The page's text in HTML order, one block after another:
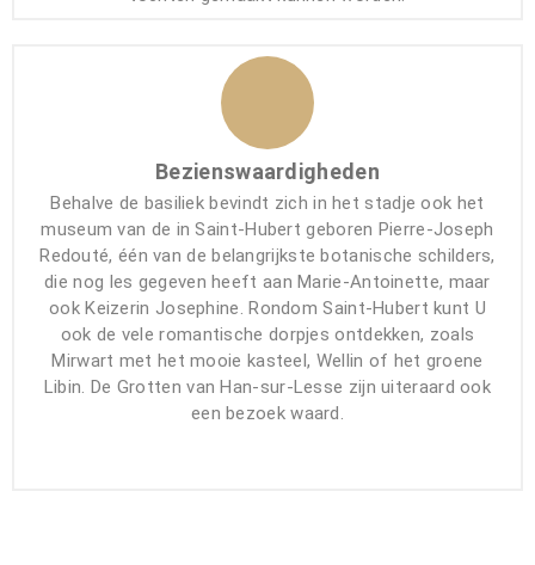
Bezienswaardigheden
Behalve de basiliek bevindt zich in het stadje ook het
museum van de in Saint-Hubert geboren Pierre-Joseph
Redouté, één van de belangrijkste botanische schilders,
die nog les gegeven heeft aan Marie-Antoinette, maar
ook Keizerin Josephine. Rondom Saint-Hubert kunt U
ook de vele romantische dorpjes ontdekken, zoals
Mirwart met het mooie kasteel, Wellin of het groene
Libin. De Grotten van Han-sur-Lesse zijn uiteraard ook
een bezoek waard.